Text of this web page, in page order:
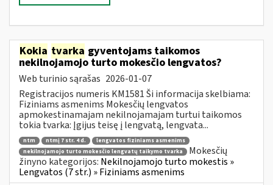
Kokia tvarka gyventojams taikomos
nekilnojamojo turto mokesčio lengvatos?
Web turinio sąrašas 2026-01-07
Registracijos numeris KM1581 Ši informacija skelbiama:
Fiziniams asmenims Mokesčių lengvatos
apmokestinamajam nekilnojamajam turtui taikomos
tokia tvarka: Įgijus teisę į lengvatą, lengvata...
ntm ntmį 7 str. 4 d.
lengvatos fiziniams asmenims
nekilnojamojo turto mokesčio lengvatų taikymo tvarka
Mokesčių
žinyno kategorijos: Nekilnojamojo turto mokestis »
Lengvatos (7 str.) » Fiziniams asmenims